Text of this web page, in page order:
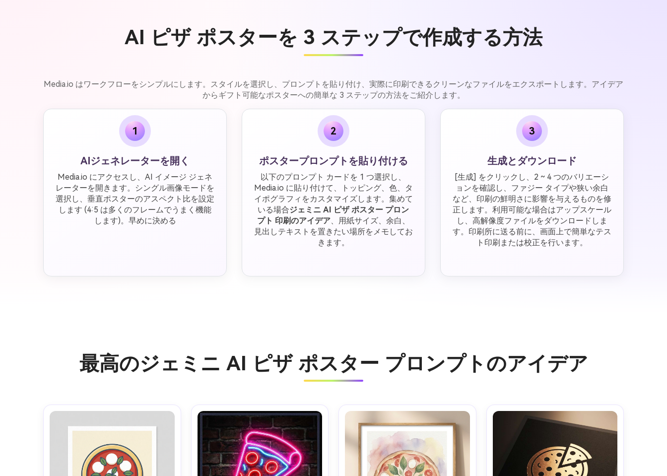
AI ピザ ポスターを 3 ステップで作成する方法
Media.io はワークフローをシンプルにします。スタイルを選択し、プロンプトを貼り付け、実際に印刷できるクリーンなファイルをエクスポートします。アイデア
からギフト可能なポスターへの簡単な 3 ステップの方法をご紹介します。
1
AIジェネレーターを開く
Media.io にアクセスし、AI イメージ ジェネ
レーターを開きます。シングル画像モードを
選択し、垂直ポスターのアスペクト比を設定
します (4:5 は多くのフレームでうまく機能
します)。早めに決める
2
ポスタープロンプトを貼り付ける
以下のプロンプト カードを 1 つ選択し、
Media.io に貼り付けて、トッピング、色、タ
イポグラフィをカスタマイズします。集めて
いる場合ジェミニ AI ピザ ポスター プロン
プト 印刷のアイデア、用紙サイズ、余白、
見出しテキストを置きたい場所をメモしてお
きます。
3
生成とダウンロード
[生成] をクリックし、2 ~ 4 つのバリエーシ
ョンを確認し、ファジー タイプや狭い余白
など、印刷の鮮明さに影響を与えるものを修
正します。利用可能な場合はアップスケール
し、高解像度ファイルをダウンロードしま
す。印刷所に送る前に、画面上で簡単なテス
ト印刷または校正を行います。
最高のジェミニ AI ピザ ポスター プロンプトのアイデア